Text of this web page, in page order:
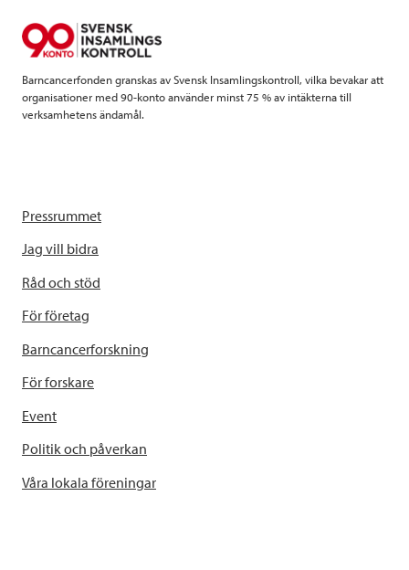
k
Barncancerfonden granskas av Svensk Insamlingskontroll, vilka bevakar att
organisationer med 90-konto använder minst 75 % av intäkterna till
verksamhetens ändamål.
Pressrummet
Jag vill bidra
Råd och stöd
För företag
Barncancerforskning
För forskare
Event
Politik och påverkan
Våra lokala föreningar